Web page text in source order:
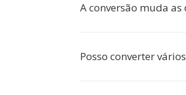
A conversão muda
Posso converter